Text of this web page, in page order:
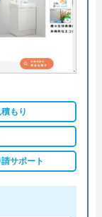
もり
サポート